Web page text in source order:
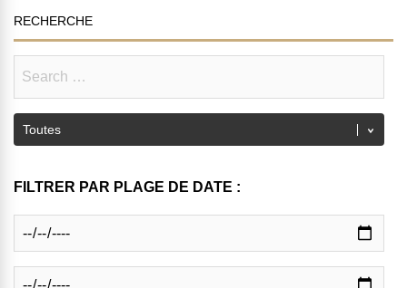
RECHERCHE
FILTRER PAR PLAGE DE DATE :